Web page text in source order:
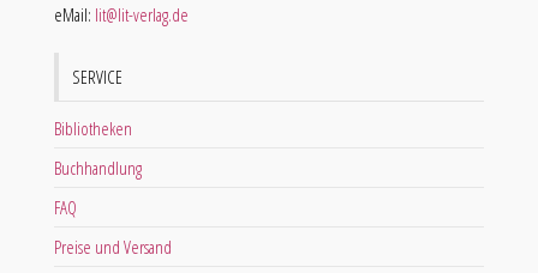
eMail: lit@lit-verlag.de
SERVICE
Bibliotheken
Buchhandlung
FAQ
Preise und Versand